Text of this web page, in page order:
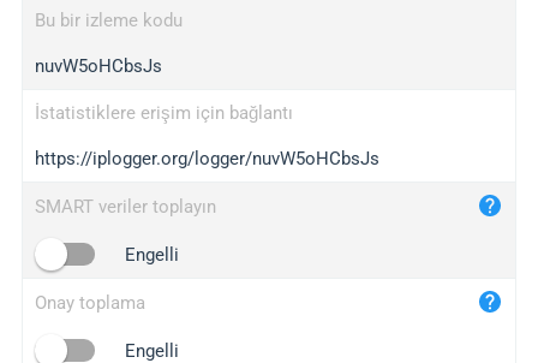
wl.gl
ed.tc
bc.ax
iplogger.com
maper.info
2no.co
yip.su
iplogger.info
Bu bir izleme kodu
nuvW5oHCbsJs
İstatistiklere erişim için bağlantı
https://iplogger.org/logger/nuvW5oHCbsJs
SMART veriler toplayın
Engelli
Onay toplama
Engelli